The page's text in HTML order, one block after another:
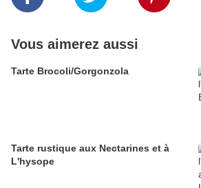
Vous aimerez aussi
Tarte Brocoli/Gorgonzola
Tarte rustique aux Nectarines et à
L'hysope